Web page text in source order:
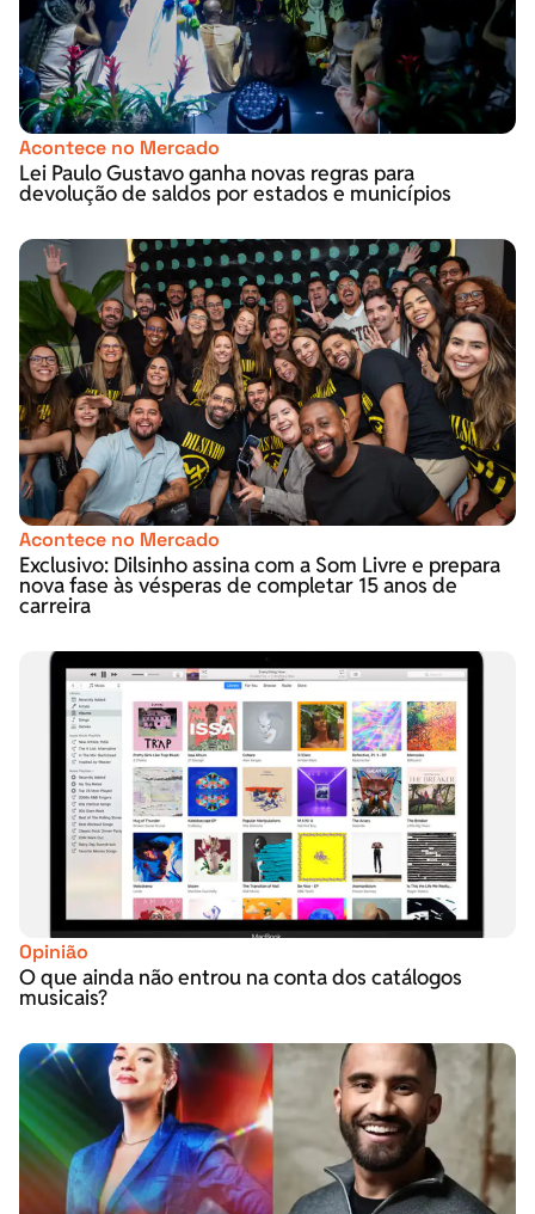
Acontece no Mercado
Lei Paulo Gustavo ganha novas regras para
devolução de saldos por estados e municípios
Acontece no Mercado
Exclusivo: Dilsinho assina com a Som Livre e prepara
nova fase às vésperas de completar 15 anos de
carreira
Opinião
O que ainda não entrou na conta dos catálogos
musicais?